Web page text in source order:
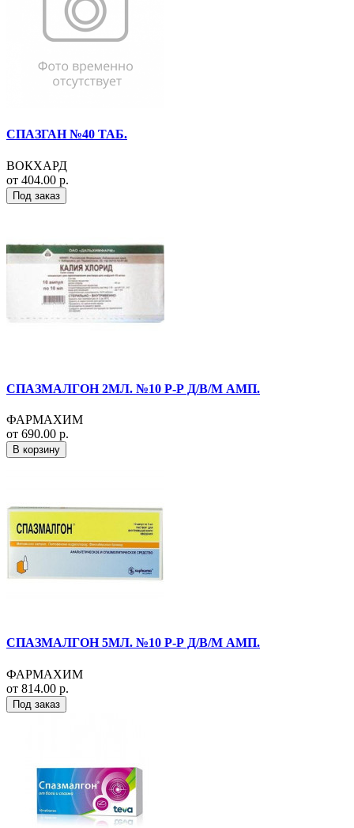
СПАЗГАН №40 ТАБ.
ВОКХАРД
от 404.00 р.
Под заказ
СПАЗМАЛГОН 2МЛ. №10 Р-Р Д/В/М АМП.
ФАРМАХИМ
от 690.00 р.
В корзину
СПАЗМАЛГОН 5МЛ. №10 Р-Р Д/В/М АМП.
ФАРМАХИМ
от 814.00 р.
Под заказ